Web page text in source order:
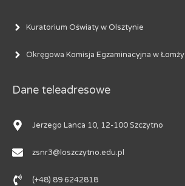
Kuratorium Oświaty w Olsztynie
Okręgowa Komisja Egzaminacyjna w Łomży
Dane teleadresowe
Jerzego Lanca 10, 12-100 Szczytno
zsnr3@loszczytno.edu.pl
(+48) 89 6242818